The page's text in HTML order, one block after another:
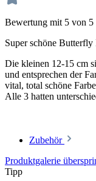
Bewertung mit 5 von 5
Super schöne
Die kleinen 12-15 cm
und entsprechen der
vital, total schöne
Alle 3 hatten
Zubehör
Produktgalerie
Tipp